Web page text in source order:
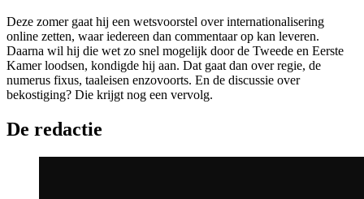
Deze zomer gaat hij een wetsvoorstel over internationalisering
online zetten, waar iedereen dan commentaar op kan leveren.
Daarna wil hij die wet zo snel mogelijk door de Tweede en Eerste
Kamer loodsen, kondigde hij aan. Dat gaat dan over regie, de
numerus fixus, taaleisen enzovoorts. En de discussie over
bekostiging? Die krijgt nog een vervolg.
De redactie